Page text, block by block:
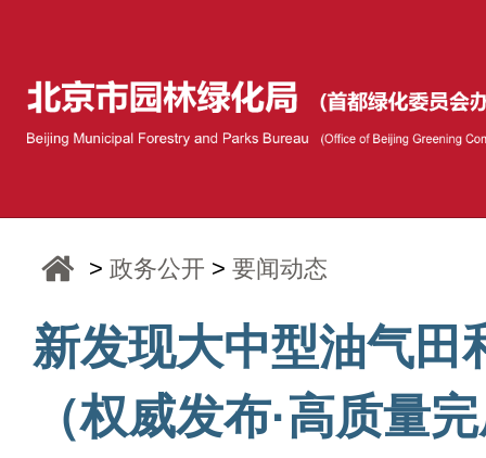
>政务公开 >要闻动态
新发现大中型油气田
（权威发布·高质量